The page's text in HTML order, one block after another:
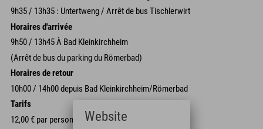
9h35 / 13h35 : Untertweng / Arrêt de bus Tischlerwirt
Horaires d'arrivée
9h50 / 13h45 À Bad Kleinkirchheim
(Arrêt de bus du parking du Römerbad)
Horaires de retour
10h00 / 14h00 depuis Bad Kleinkirchheim/Römerbad
Tarifs
12,00 € par personne (vélo inclus)
Website